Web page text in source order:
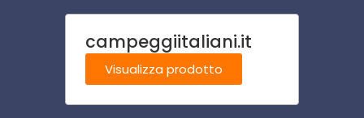
campeggiitaliani.it
Visualizza prodotto